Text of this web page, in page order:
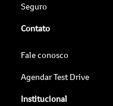
Seguro
Contato
Fale conosco
Agendar Test Drive
Institucional